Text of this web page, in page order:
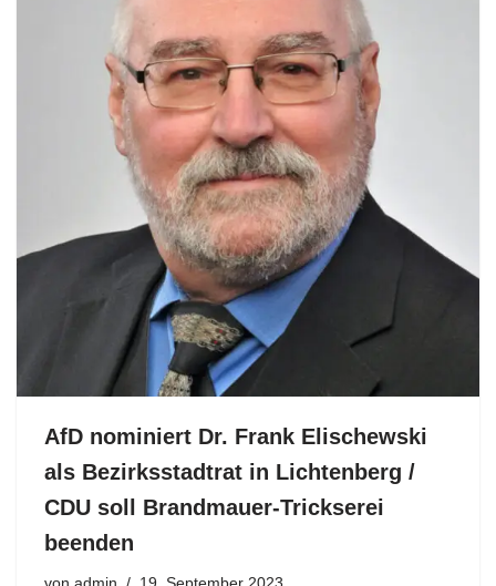
AfD nominiert Dr. Frank Elischewski
als Bezirksstadtrat in Lichtenberg /
CDU soll Brandmauer-Trickserei
beenden